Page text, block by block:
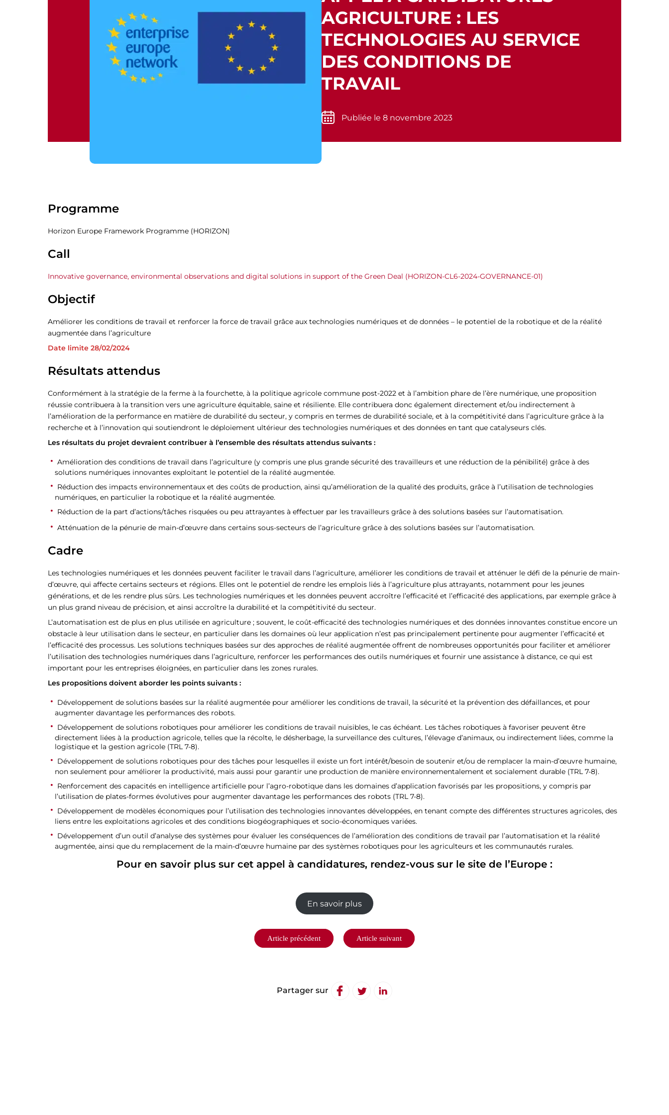
AGRICULTURE : LES
TECHNOLOGIES AU SERVICE
DES CONDITIONS DE
TRAVAIL
Publiée le 8 novembre 2023
Programme
Horizon Europe Framework Programme (HORIZON)
Call
Innovative governance, environmental observations and digital solutions in support of the Green Deal (HORIZON-CL6-2024-GOVERNANCE-01)
Objectif
Améliorer les conditions de travail et renforcer la force de travail grâce aux technologies numériques et de données – le potentiel de la robotique et de la réalité
augmentée dans l’agriculture
Date limite 28/02/2024
Résultats attendus
Conformément à la stratégie de la ferme à la fourchette, à la politique agricole commune post-2022 et à l’ambition phare de l’ère numérique, une proposition
réussie contribuera à la transition vers une agriculture équitable, saine et résiliente. Elle contribuera donc également directement et/ou indirectement à
l’amélioration de la performance en matière de durabilité du secteur, y compris en termes de durabilité sociale, et à la compétitivité dans l’agriculture grâce à la
recherche et à l’innovation qui soutiendront le déploiement ultérieur des technologies numériques et des données en tant que catalyseurs clés.
Les résultats du projet devraient contribuer à l’ensemble des résultats attendus suivants :
Amélioration des conditions de travail dans l’agriculture (y compris une plus grande sécurité des travailleurs et une réduction de la pénibilité) grâce à des
solutions numériques innovantes exploitant le potentiel de la réalité augmentée.
Réduction des impacts environnementaux et des coûts de production, ainsi qu’amélioration de la qualité des produits, grâce à l’utilisation de technologies
numériques, en particulier la robotique et la réalité augmentée.
Réduction de la part d’actions/tâches risquées ou peu attrayantes à effectuer par les travailleurs grâce à des solutions basées sur l’automatisation.
Atténuation de la pénurie de main-d’œuvre dans certains sous-secteurs de l’agriculture grâce à des solutions basées sur l’automatisation.
Cadre
Les technologies numériques et les données peuvent faciliter le travail dans l’agriculture, améliorer les conditions de travail et atténuer le défi de la pénurie de main-
d’œuvre, qui affecte certains secteurs et régions. Elles ont le potentiel de rendre les emplois liés à l’agriculture plus attrayants, notamment pour les jeunes
générations, et de les rendre plus sûrs. Les technologies numériques et les données peuvent accroître l’efficacité et l’efficacité des applications, par exemple grâce à
un plus grand niveau de précision, et ainsi accroître la durabilité et la compétitivité du secteur.
L’automatisation est de plus en plus utilisée en agriculture ; souvent, le coût-efficacité des technologies numériques et des données innovantes constitue encore un
obstacle à leur utilisation dans le secteur, en particulier dans les domaines où leur application n’est pas principalement pertinente pour augmenter l’efficacité et
l’efficacité des processus. Les solutions techniques basées sur des approches de réalité augmentée offrent de nombreuses opportunités pour faciliter et améliorer
l’utilisation des technologies numériques dans l’agriculture, renforcer les performances des outils numériques et fournir une assistance à distance, ce qui est
important pour les entreprises éloignées, en particulier dans les zones rurales.
Les propositions doivent aborder les points suivants :
Développement de solutions basées sur la réalité augmentée pour améliorer les conditions de travail, la sécurité et la prévention des défaillances, et pour
augmenter davantage les performances des robots.
Développement de solutions robotiques pour améliorer les conditions de travail nuisibles, le cas échéant. Les tâches robotiques à favoriser peuvent être
directement liées à la production agricole, telles que la récolte, le désherbage, la surveillance des cultures, l’élevage d’animaux, ou indirectement liées, comme la
logistique et la gestion agricole (TRL 7-8).
Développement de solutions robotiques pour des tâches pour lesquelles il existe un fort intérêt/besoin de soutenir et/ou de remplacer la main-d’œuvre humaine,
non seulement pour améliorer la productivité, mais aussi pour garantir une production de manière environnementalement et socialement durable (TRL 7-8).
Renforcement des capacités en intelligence artificielle pour l’agro-robotique dans les domaines d’application favorisés par les propositions, y compris par
l’utilisation de plates-formes évolutives pour augmenter davantage les performances des robots (TRL 7-8).
Développement de modèles économiques pour l’utilisation des technologies innovantes développées, en tenant compte des différentes structures agricoles, des
liens entre les exploitations agricoles et des conditions biogéographiques et socio-économiques variées.
Développement d’un outil d’analyse des systèmes pour évaluer les conséquences de l’amélioration des conditions de travail par l’automatisation et la réalité
augmentée, ainsi que du remplacement de la main-d’œuvre humaine par des systèmes robotiques pour les agriculteurs et les communautés rurales.
Pour en savoir plus sur cet appel à candidatures, rendez-vous sur le site de l’Europe :
En savoir plus
Article précédent Article suivant
Partager sur